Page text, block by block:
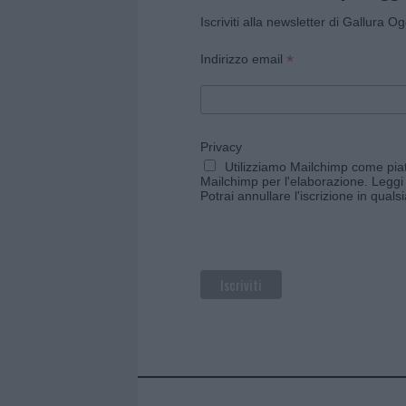
Iscriviti alla newsletter di Gallura
Indirizzo email *
Privacy
Utilizziamo Mailchimp come
Mailchimp per l'elaborazione.
Potrai annullare l'iscrizione in